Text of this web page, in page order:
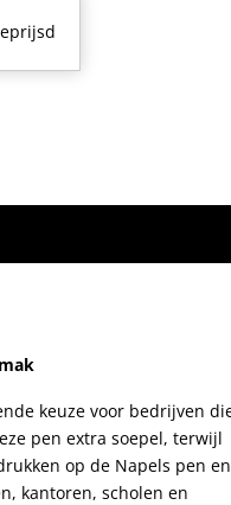
keuze voor bedrijven
pen extra soepel, terwijl
op de Napels pen
kantoren, scholen en